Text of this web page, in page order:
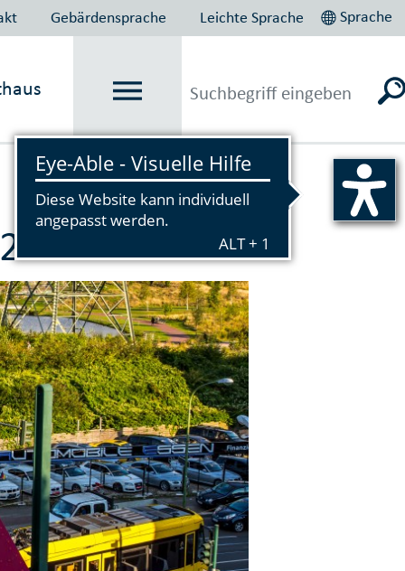
Gebärdensprache Leichte Sprache Sprache
Vorlesen